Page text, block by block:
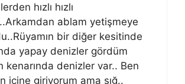
hızlı hızlı
ablam yetişmeye
bir diğer kesitinde
yapay denizler gördüm
kenarında denizler var.. Ben
içine giriyorum ama sığ..